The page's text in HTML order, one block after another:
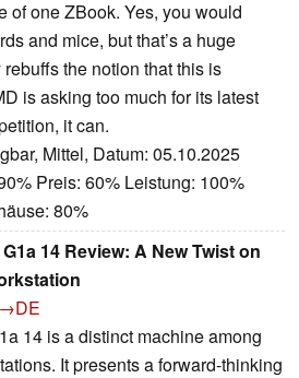
of one ZBook. Yes, you would
and mice, but that’s a huge
the notion that this is
is asking too much for its latest
it can.
Mittel, Datum: 05.10.2025
Preis: 60% Leistung: 100%
80%
14 Review: A New Twist on
14 is a distinct machine among
It presents a forward-thinking